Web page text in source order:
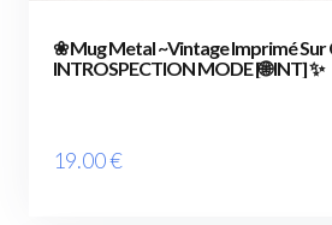
❀ Mug Metal ~Vintage Imprimé
INTROSPECTION MODE [🌐 INT] ✨
19.00€